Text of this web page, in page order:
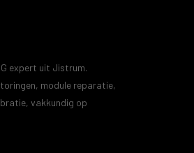
expert uit Jistrum.
module reparatie,
vakkundig op